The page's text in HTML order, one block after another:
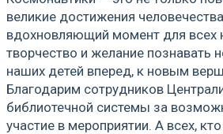
великие достижения
вдохновляющий момент для всех
творчество и желание познавать
наших детей вперед, к новым
Благодарим сотрудников
библиотечной системы за
участие в мероприятии. А всех,